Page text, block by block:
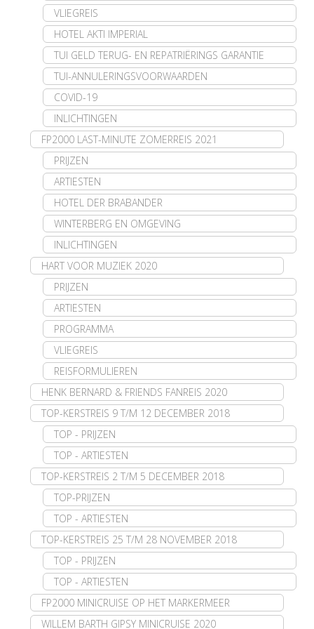
VLIEGREIS
HOTEL AKTI IMPERIAL
TUI GELD TERUG- EN REPATRIËRINGS GARANTIE
TUI-ANNULERINGSVOORWAARDEN
COVID-19
INLICHTINGEN
FP2000 LAST-MINUTE ZOMERREIS 2021
PRIJZEN
ARTIESTEN
HOTEL DER BRABANDER
WINTERBERG EN OMGEVING
INLICHTINGEN
HART VOOR MUZIEK 2020
PRIJZEN
ARTIESTEN
PROGRAMMA
VLIEGREIS
REISFORMULIEREN
HENK BERNARD & FRIENDS FANREIS 2020
TOP-KERSTREIS 9 T/M 12 DECEMBER 2018
TOP - PRIJZEN
TOP - ARTIESTEN
TOP-KERSTREIS 2 T/M 5 DECEMBER 2018
TOP-PRIJZEN
TOP - ARTIESTEN
TOP-KERSTREIS 25 T/M 28 NOVEMBER 2018
TOP - PRIJZEN
TOP - ARTIESTEN
FP2000 MINICRUISE OP HET MARKERMEER
WILLEM BARTH GIPSY MINICRUISE 2020